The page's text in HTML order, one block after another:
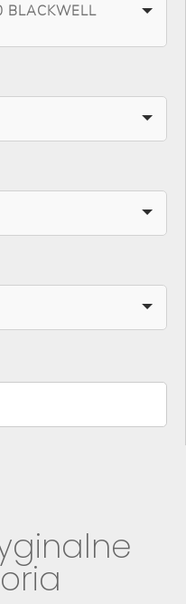
BLACKWELL